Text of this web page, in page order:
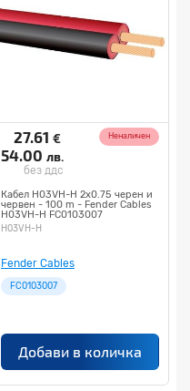
27.61 €
54.00 лв.
без ддс
Неналичен
Кабел H03VH-H 2x0.75 черен и
червен - 100 m - Fender Cables
H03VH-H FC0103007
H03VH-H
Fender Cables
FC0103007
Добави в количка